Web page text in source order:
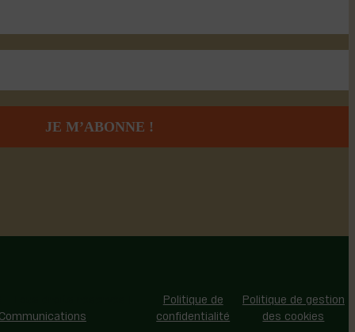
Politique de
confidentialité
Politique de gestion
des cookies